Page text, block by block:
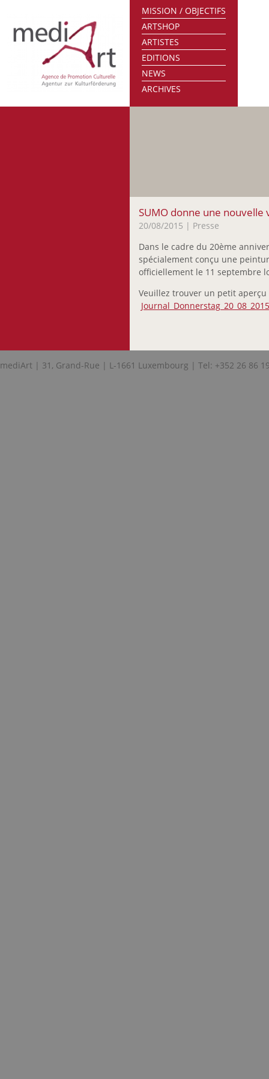
MISSION / OBJECTIFS
ARTSHOP
ARTISTES
EDITIONS
NEWS
ARCHIVES
SUMO donne une
20/08/2015 | Presse
Dans le cadre du 20ème
spécialement conçu une
officiellement le 11 septembre
Veuillez trouver un petit aperçu
mediArt | 31, Grand-Rue | L-1661 Luxembourg | Tel: +352 26 86